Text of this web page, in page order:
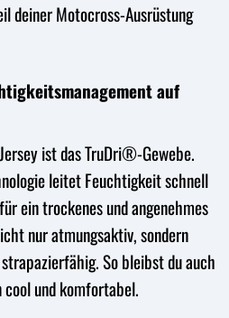
deiner Motocross-Ausrüstung
auf
ist das TruDri®-Gewebe.
leitet Feuchtigkeit schnell
ein trockenes und angenehmes
nur atmungsaktiv, sondern
So bleibst du auch
und komfortabel.